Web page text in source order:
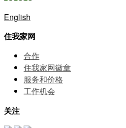
English
住我家网
合作
住我家网徽章
服务和价格
⼯作机会
关注